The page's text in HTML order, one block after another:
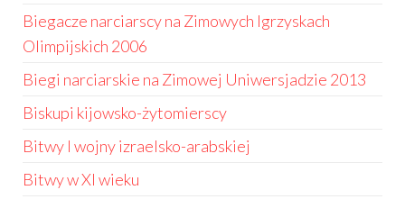
Biegacze narciarscy na Zimowych Igrzyskach
Olimpijskich 2006
Biegi narciarskie na Zimowej Uniwersjadzie 2013
Biskupi kijowsko-żytomierscy
Bitwy I wojny izraelsko-arabskiej
Bitwy w XI wieku